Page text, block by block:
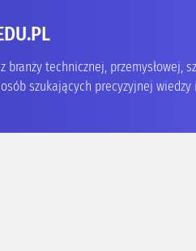
branży technicznej, przemysłowej,
szukających precyzyjnej